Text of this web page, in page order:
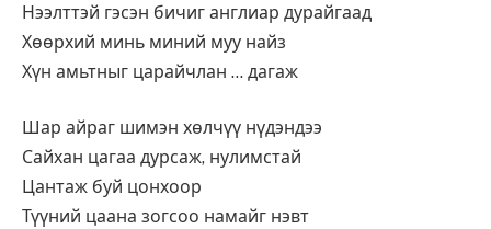
Нээлттэй гэсэн бичиг англиар дурайгаад
Хөөрхий минь миний муу найз
Хүн амьтныг царайчлан … дагаж
Шар айраг шимэн хөлчүү нүдэндээ
Сайхан цагаа дурсаж, нулимстай
Цантаж буй цонхоор
Түүний цаана зогсоо намайг нэвт